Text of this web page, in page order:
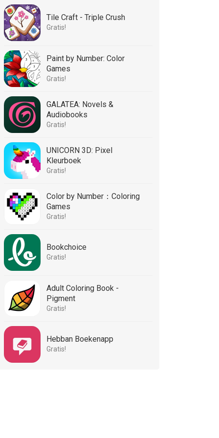
Tile Craft - Triple Crush
Gratis!
Paint by Number: Color
Games
Gratis!
GALATEA: Novels &
Audiobooks
Gratis!
UNICORN 3D: Pixel
Kleurboek
Gratis!
Color by Number：Coloring
Games
Gratis!
Bookchoice
Gratis!
Adult Coloring Book -
Pigment
Gratis!
Hebban Boekenapp
Gratis!